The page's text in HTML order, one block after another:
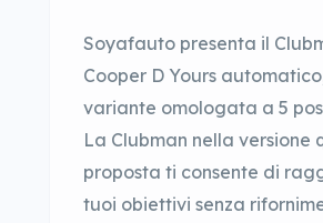
Soyafauto presenta il
Cooper D Yours
variante omologata a 5
La Clubman nella versione
proposta ti consente di
tuoi obiettivi senza